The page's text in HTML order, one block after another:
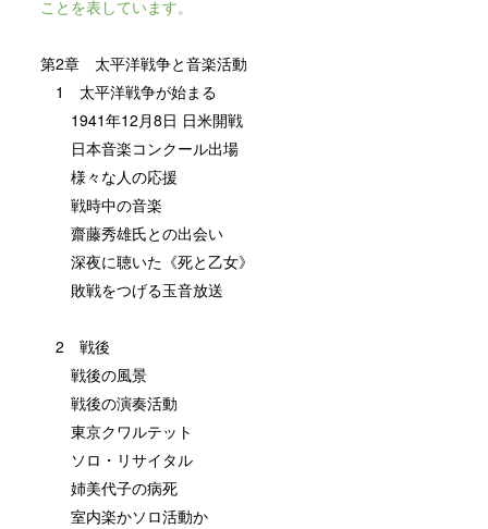
ことを表しています。
第2章 太平洋戦争と音楽活動
1 太平洋戦争が始まる
1941年12月8日 日米開戦
日本音楽コンクール出場
様々な人の応援
戦時中の音楽
齋藤秀雄氏との出会い
深夜に聴いた《死と乙女》
敗戦をつげる玉音放送
2 戦後
戦後の風景
戦後の演奏活動
東京クワルテット
ソロ・リサイタル
姉美代子の病死
室内楽かソロ活動か